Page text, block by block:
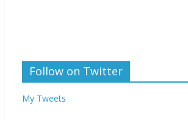
Follow on Twitter
My Tweets